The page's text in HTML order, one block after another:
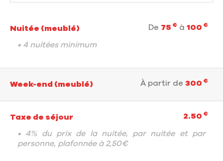
Nuitée (meublé) De 75 € à 100 €
• 4 nuitées minimum
Week-end (meublé) À partir de 300 €
Taxe de séjour 2.50 €
• 4% du prix de la nuitée, par nuitée et par
personne, plafonnée à 2,50€